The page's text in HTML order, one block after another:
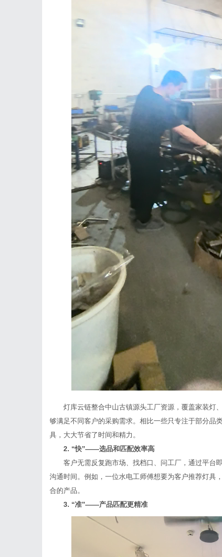
灯库云链整合中山古镇源头工厂资源，覆盖家装灯
够满足不同客户的采购需求。相比一些只专注于部分品
具，大大节省了时间和精力。
2. “快”——选品和匹配效率高
客户无需反复跑市场、找档口、问工厂，通过平台
沟通时间。例如，一位水电工师傅想要为客户推荐灯具
合的产品。
3. “准”——产品匹配更精准